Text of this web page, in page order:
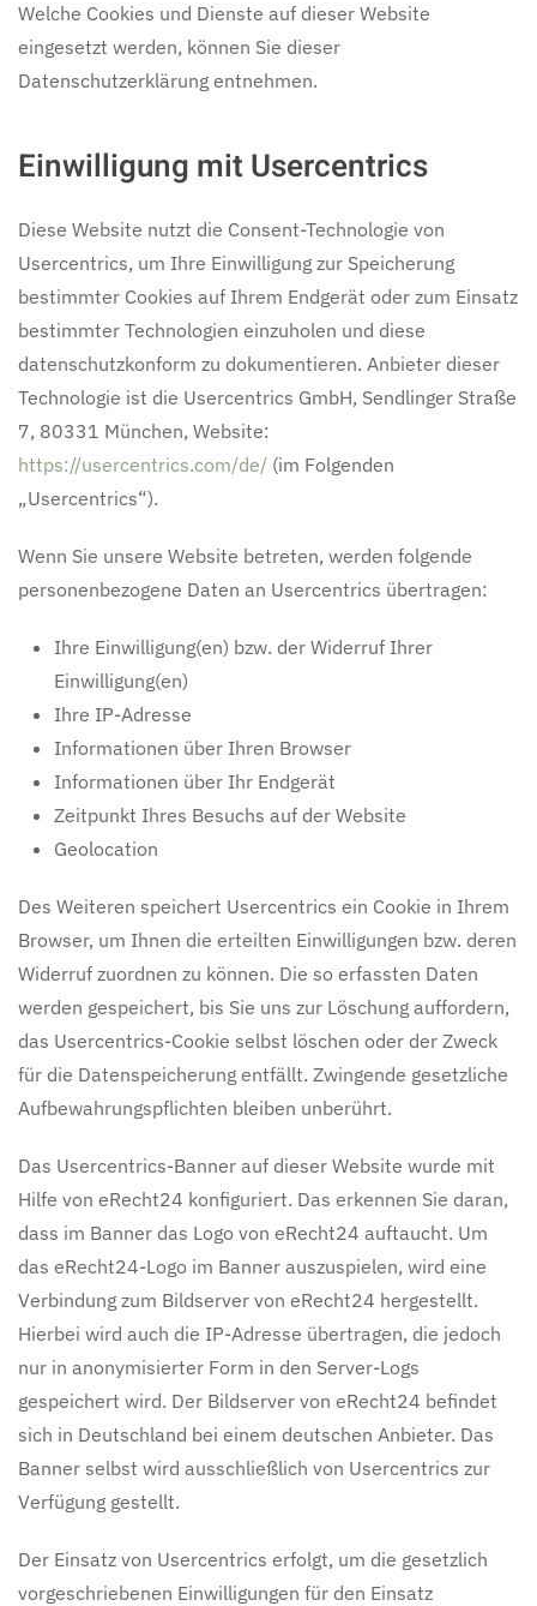
Welche Cookies und Dienste auf dieser Website
eingesetzt werden, können Sie dieser
Datenschutzerklärung entnehmen.
Einwilligung mit Usercentrics
Diese Website nutzt die Consent-Technologie von
Usercentrics, um Ihre Einwilligung zur Speicherung
bestimmter Cookies auf Ihrem Endgerät oder zum Einsatz
bestimmter Technologien einzuholen und diese
datenschutzkonform zu dokumentieren. Anbieter dieser
Technologie ist die Usercentrics GmbH, Sendlinger Straße
7, 80331 München, Website:
https://usercentrics.com/de/ (im Folgenden
„Usercentrics“).
Wenn Sie unsere Website betreten, werden folgende
personenbezogene Daten an Usercentrics übertragen:
Ihre Einwilligung(en) bzw. der Widerruf Ihrer
Einwilligung(en)
Ihre IP-Adresse
Informationen über Ihren Browser
Informationen über Ihr Endgerät
Zeitpunkt Ihres Besuchs auf der Website
Geolocation
Des Weiteren speichert Usercentrics ein Cookie in Ihrem
Browser, um Ihnen die erteilten Einwilligungen bzw. deren
Widerruf zuordnen zu können. Die so erfassten Daten
werden gespeichert, bis Sie uns zur Löschung auffordern,
das Usercentrics-Cookie selbst löschen oder der Zweck
für die Datenspeicherung entfällt. Zwingende gesetzliche
Aufbewahrungspflichten bleiben unberührt.
Das Usercentrics-Banner auf dieser Website wurde mit
Hilfe von eRecht24 konfiguriert. Das erkennen Sie daran,
dass im Banner das Logo von eRecht24 auftaucht. Um
das eRecht24-Logo im Banner auszuspielen, wird eine
Verbindung zum Bildserver von eRecht24 hergestellt.
Hierbei wird auch die IP-Adresse übertragen, die jedoch
nur in anonymisierter Form in den Server-Logs
gespeichert wird. Der Bildserver von eRecht24 befindet
sich in Deutschland bei einem deutschen Anbieter. Das
Banner selbst wird ausschließlich von Usercentrics zur
Verfügung gestellt.
Der Einsatz von Usercentrics erfolgt, um die gesetzlich
vorgeschriebenen Einwilligungen für den Einsatz